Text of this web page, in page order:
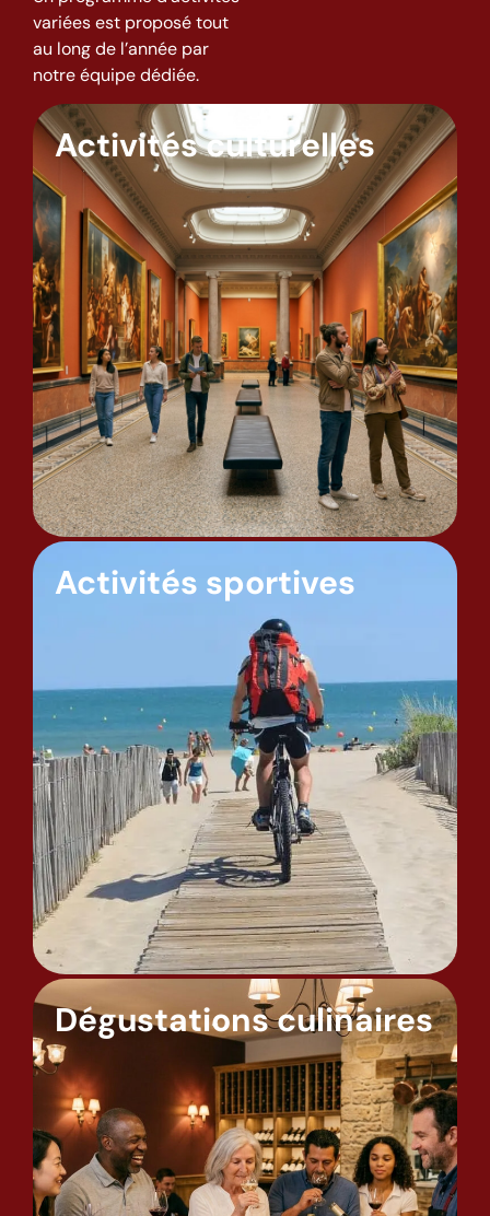
variées est proposé tout
au long de l’année par
notre équipe dédiée.
Activités culturelles
Activités sportives
Dégustations culinaires